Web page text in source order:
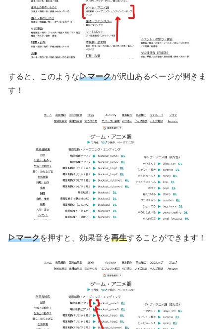
すると、このような▷マークが沢山あるページが開きま
す！
▷マークを押すと、効果音を再生することができます！